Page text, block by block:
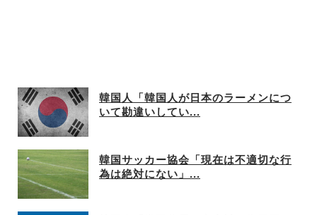
韓国人「韓国人が日本のラーメンにつ
いて勘違いしてい...
韓国サッカー協会「現在は不適切な行
為は絶対にない」...